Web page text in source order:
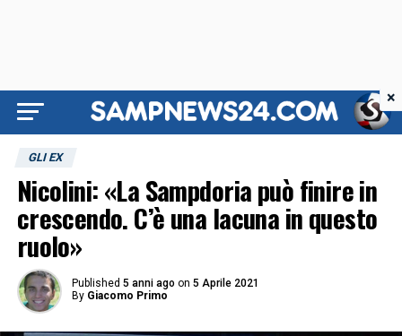
GLI EX
Nicolini: «La Sampdoria può finire in
crescendo. C’è una lacuna in questo
ruolo»
Published 5 anni ago on 5 Aprile 2021
By Giacomo Primo
×